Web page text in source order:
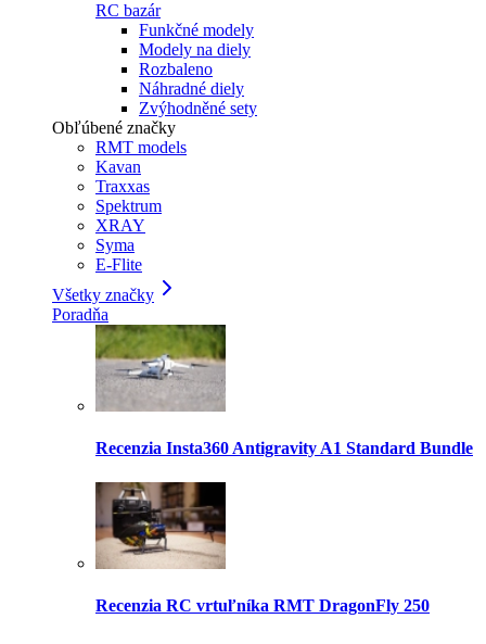
RC bazár
Funkčné modely
Modely na diely
Rozbaleno
Náhradné diely
Zvýhodněné sety
Obľúbené značky
RMT models
Kavan
Traxxas
Spektrum
XRAY
Syma
E-Flite
Všetky značky
Poradňa
Recenzia Insta360 Antigravity A1 Standard Bundle
Recenzia RC vrtuľníka RMT DragonFly 250